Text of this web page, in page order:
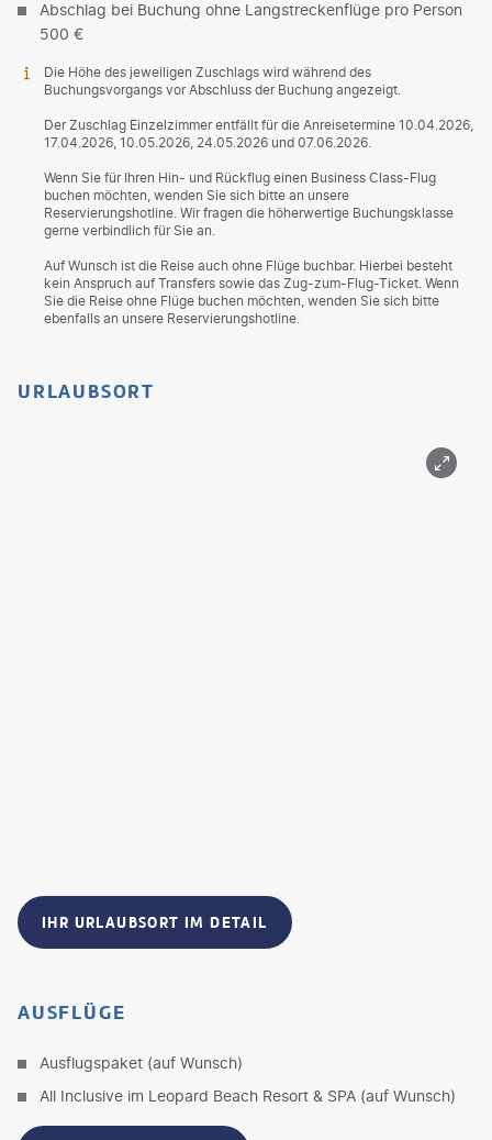
Abschlag bei Buchung ohne Langstreckenflüge pro Person
500 €
Die Höhe des jeweiligen Zuschlags wird während des
Buchungsvorgangs vor Abschluss der Buchung angezeigt.
Der Zuschlag Einzelzimmer entfällt für die Anreisetermine 10.04.2026,
17.04.2026, 10.05.2026, 24.05.2026 und 07.06.2026.
Wenn Sie für Ihren Hin- und Rückflug einen Business Class-Flug
buchen möchten, wenden Sie sich bitte an unsere
Reservierungshotline. Wir fragen die höherwertige Buchungsklasse
gerne verbindlich für Sie an.
Auf Wunsch ist die Reise auch ohne Flüge buchbar. Hierbei besteht
kein Anspruch auf Transfers sowie das Zug-zum-Flug-Ticket. Wenn
Sie die Reise ohne Flüge buchen möchten, wenden Sie sich bitte
ebenfalls an unsere Reservierungshotline.
URLAUBSORT
IHR URLAUBSORT IM DETAIL
AUSFLÜGE
Ausflugspaket (auf Wunsch)
All Inclusive im Leopard Beach Resort & SPA (auf Wunsch)